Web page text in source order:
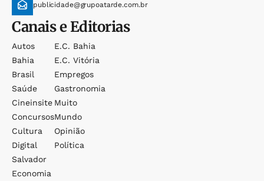
publicidade@grupoatarde.com.br
Canais e Editorias
Autos
Bahia
Brasil
Saúde
Cineinsite
Concursos
Cultura
Digital
Salvador
Economia
E.c. Bahia
E.c. Vitória
Empregos
Gastronomia
Muito
Mundo
Opinião
Política